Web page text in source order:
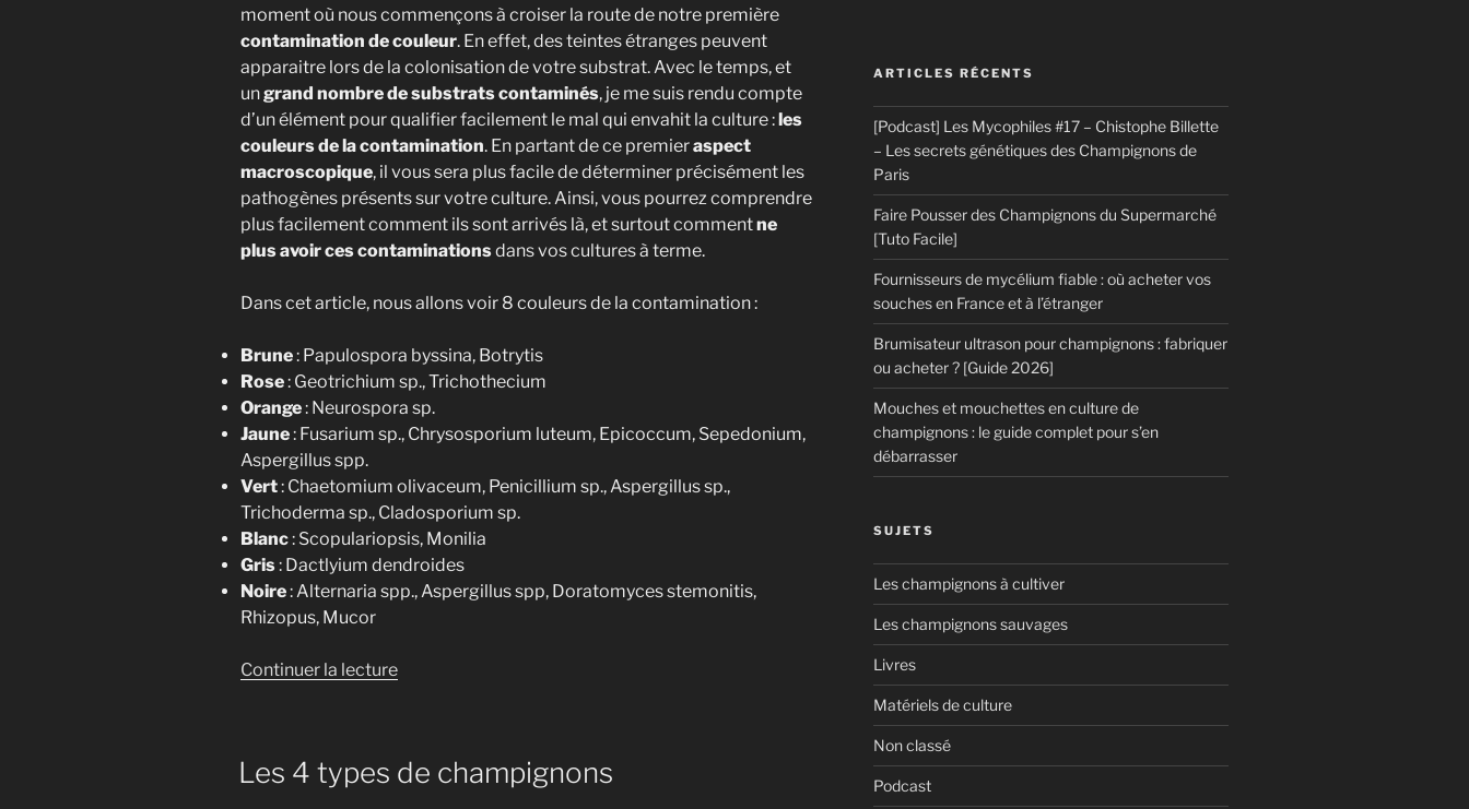
moment où nous commençons à croiser la route de notre première
contamination de couleur. En effet, des teintes étranges peuvent
apparaitre lors de la colonisation de votre substrat. Avec le temps, et
ungrand nombre de substrats contaminés, je me suis rendu compte
d’un élément pour qualifier facilement le mal qui envahit la culture :les
couleurs de la contamination. En partant de ce premieraspect
macroscopique, il vous sera plus facile de déterminer précisément les
pathogènes présents sur votre culture. Ainsi, vous pourrez comprendre
plus facilement comment ils sont arrivés là, et surtout commentne
plus avoir ces contaminationsdans vos cultures à terme.
Dans cet article, nous allons voir 8 couleurs de la contamination :
Brune: Papulospora byssina, Botrytis
Rose: Geotrichium sp., Trichothecium
Orange: Neurospora sp.
Jaune: Fusarium sp., Chrysosporium luteum, Epicoccum, Sepedonium,
Aspergillus spp.
Vert: Chaetomium olivaceum, Penicillium sp., Aspergillus sp.,
Trichoderma sp., Cladosporium sp.
Blanc: Scopulariopsis, Monilia
Gris: Dactlyium dendroides
Noire: Alternaria spp., Aspergillus spp, Doratomyces stemonitis,
Rhizopus, Mucor
Continuer la lecturede
de
Les 4 types de champignons
ARTICLES RÉCENTS
[Podcast] Les Mycophiles #17 – Chistophe Billette
– Les secrets génétiques des Champignons de
Paris
Faire Pousser des Champignons du Supermarché
[Tuto Facile]
Fournisseurs de mycélium fiable : où acheter vos
souches en France et à l’étranger
Brumisateur ultrason pour champignons : fabriquer
ou acheter ? [Guide 2026]
Mouches et mouchettes en culture de
champignons : le guide complet pour s’en
débarrasser
SUJETS
Les champignons à cultiver
Les champignons sauvages
Livres
Matériels de culture
Non classé
Podcast